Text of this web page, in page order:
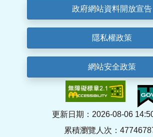
政府網站資料開放宣告
隱私權政策
網站安全政策
更新日期：2026-08-06
累積瀏覽人次：